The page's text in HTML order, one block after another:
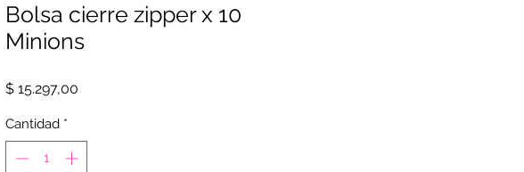
Bolsa cierre zipper x 10
Minions
$ 15.297,00
Cantidad *